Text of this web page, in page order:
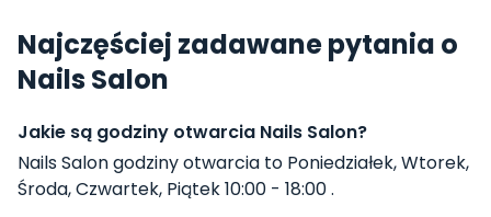
Najczęściej zadawane pytania o
Nails Salon
Jakie są godziny otwarcia Nails Salon?
Nails Salon godziny otwarcia to Poniedziałek, Wtorek,
Środa, Czwartek, Piątek 10:00 - 18:00 .